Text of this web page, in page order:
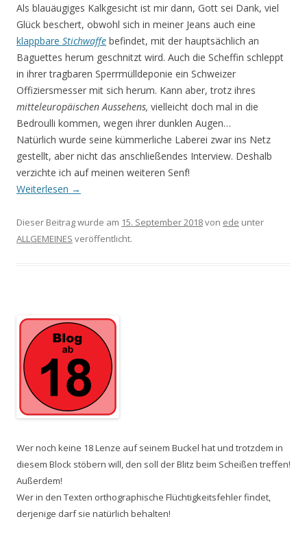
Als blauäugiges Kalkgesicht ist mir dann, Gott sei Dank, viel
Glück beschert, obwohl sich in meiner Jeans auch eine
klappbare Stichwaffe befindet, mit der hauptsächlich an
Baguettes herum geschnitzt wird. Auch die Scheffin schleppt
in ihrer tragbaren Sperrmülldeponie ein Schweizer
Offiziersmesser mit sich herum. Kann aber, trotz ihres
mitteleuropäischen Aussehens, vielleicht doch mal in die
Bedroulli kommen, wegen ihrer dunklen Augen…
Natürlich wurde seine kümmerliche Laberei zwar ins Netz
gestellt, aber nicht das anschließendes Interview. Deshalb
verzichte ich auf meinen weiteren Senf!
Weiterlesen →
Dieser Beitrag wurde am 15. September 2018von ede unter
ALLGEMEINES veröffentlicht.
Wer noch keine 18 Lenze auf seinem Buckel hat und trotzdem in
diesem Block stöbern will, den soll der Blitz beim Scheißen treffen!
Außerdem!
Wer in den Texten orthographische Flüchtigkeitsfehler findet,
derjenige darf sie natürlich behalten!